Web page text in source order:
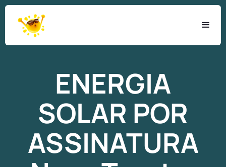
ENERGIA
SOLAR POR
ASSINATURA